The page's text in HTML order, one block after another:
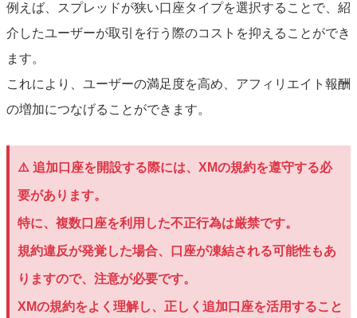
例えば、スプレッドが狭い口座タイプを選択することで、紹
介したユーザーが取引を行う際のコストを抑えることができ
ます。
これにより、ユーザーの満足度を高め、アフィリエイト報酬
の増加につなげることができます。
⚠️ 追加口座を開設する際には、XMの規約を遵守する必
要があります。
特に、複数口座を利用した不正行為は厳禁です。
規約違反が発覚した場合、口座が凍結される可能性もあ
りますので、注意が必要です。
XMの規約をよく理解し、正しく追加口座を活用すること